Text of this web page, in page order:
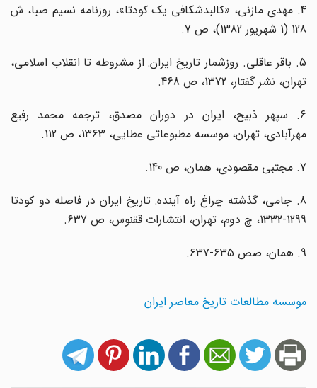
4. مهدی مازنی، «کالبدشکافی یک کودتا»، روزنامه نسیم صبا، ش
128 (1 شهریور 1382)، ص 7.
5. باقر عاقلی. روزشمار تاریخ ایران: از مشروطه تا انقلاب اسلامی،
تهران، نشر گفتار، 1372، ص 468.
6. سپهر ذبیح، ایران در دوران مصدق، ترجمه محمد رفیع
مهرآبادی، تهران، موسسه مطبوعاتی عطایی، 1363، ص 112.
8. جامی، گذشته چراغ راه آینده: تاریخ ایران در فاصله دو کودتا
1299-1332، چ دوم، تهران، انتشارات ققنوس، ص 637.
موسسه مطالعات تاریخ معاصر ایران